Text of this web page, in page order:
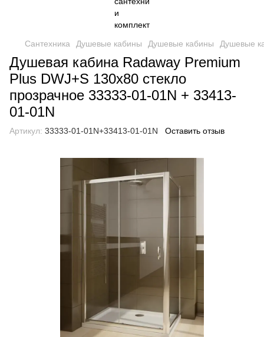
Сантехника Душевые кабины Душевые кабины Душевые
Душевая кабина Radaway Premium
Plus DWJ+S 130x80 стекло
прозрачное 33333-01-01N + 33413-
01-01N
Артикул: 33333-01-01N+33413-01-01N Оставить отзыв